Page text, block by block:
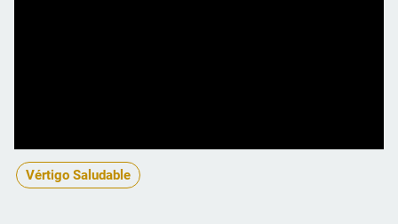
Vértigo Saludable